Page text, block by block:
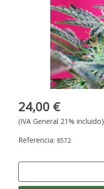
24,00 €
(IVA General 21% incluido)
Referencia: 8572